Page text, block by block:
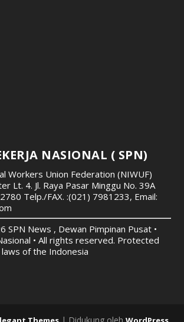
NASIONAL ( SPN)
Workers Union Federation (NIWUF)
Lt. 4. Jl. Raya Pasar Minggu No. 39A
Telp./FAX. :(021) 7981233, Email:
SPN News , Dewan Pimpinan Pusat •
• All rights reserved. Protected
of the Indonesia